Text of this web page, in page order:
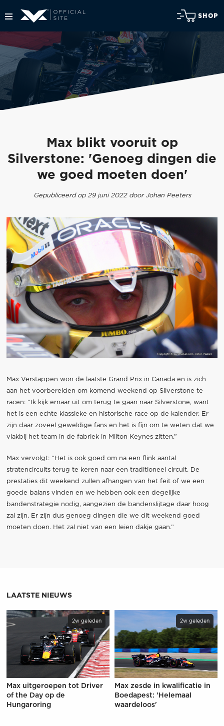
SHOP
Max blikt vooruit op
Silverstone: 'Genoeg dingen die
we goed moeten doen'
Gepubliceerd op 29 juni 2022 door Johan Peeters
Max Verstappen won de laatste Grand Prix in Canada en is zich
aan het voorbereiden om komend weekend op Silverstone te
racen: “Ik kijk ernaar uit om terug te gaan naar Silverstone, want
het is een echte klassieke en historische race op de kalender. Er
zijn daar zoveel geweldige fans en het is fijn om te weten dat we
vlakbij het team in de fabriek in Milton Keynes zitten.”
Max vervolgt: “Het is ook goed om na een flink aantal
stratencircuits terug te keren naar een traditioneel circuit. De
prestaties dit weekend zullen afhangen van het feit of we een
goede balans vinden en we hebben ook een degelijke
bandenstrategie nodig, aangezien de bandenslijtage daar hoog
zal zijn. Er zijn dus genoeg dingen die we dit weekend goed
moeten doen. Het zal niet van een leien dakje gaan.”
LAATSTE NIEUWS
2w geleden
Max uitgeroepen tot Driver
of the Day op de
Hungaroring
2w geleden
Max zesde in kwalificatie in
Boedapest: 'Helemaal
waardeloos'